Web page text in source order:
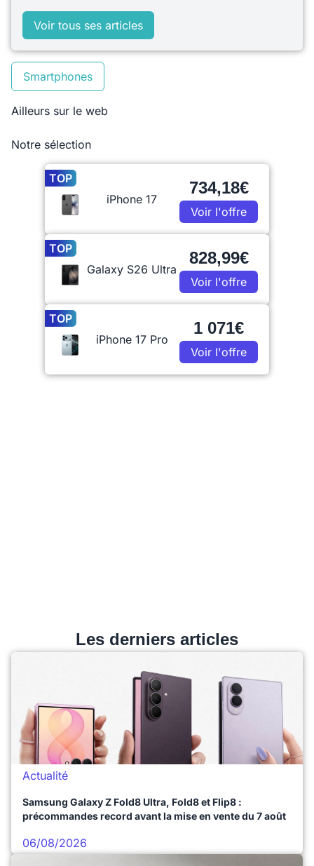
Voir tous ses articles
Smartphones
Ailleurs sur le web
Notre sélection
TOP
iPhone 17
734,18€
Voir l'offre
TOP
Galaxy S26 Ultra
828,99€
Voir l'offre
TOP
iPhone 17 Pro
1 071€
Voir l'offre
Les derniers articles
Actualité
Samsung Galaxy Z Fold8 Ultra, Fold8 et Flip8 :
précommandes record avant la mise en vente du 7 août
06/08/2026